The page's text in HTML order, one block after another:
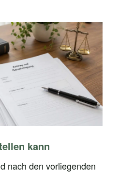
kann
nach den vorliegenden